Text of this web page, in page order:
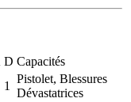
D Capacités
1
Pistolet, Blessures
Dévastatrices